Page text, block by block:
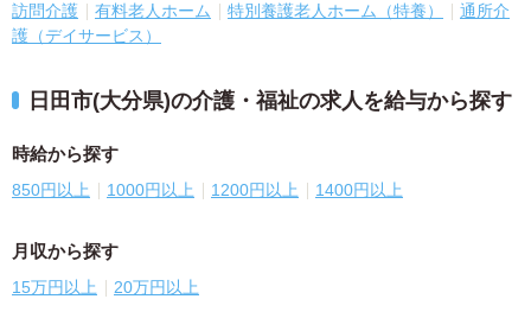
訪問介護 有料老人ホーム 特別養護老人ホーム（特養）
通所介
護（デイサービス）
日田市(大分県)の介護・福祉の求人を給与から探す
時給から探す
850円以上 1000円以上 1200円以上 1400円以上
月収から探す
15万円以上 20万円以上